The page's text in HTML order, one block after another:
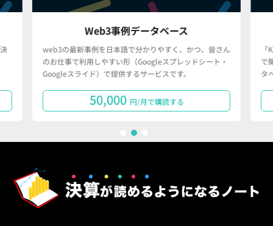
Web3事例データベース
web3の最新事例を日本語で分かりやすく、かつ、皆さん
のお仕事で利用しやすい形（Googleスプレッドシート・
Googleスライド）で提供するサービスです。
50,000 円/月で購読する
で
タ